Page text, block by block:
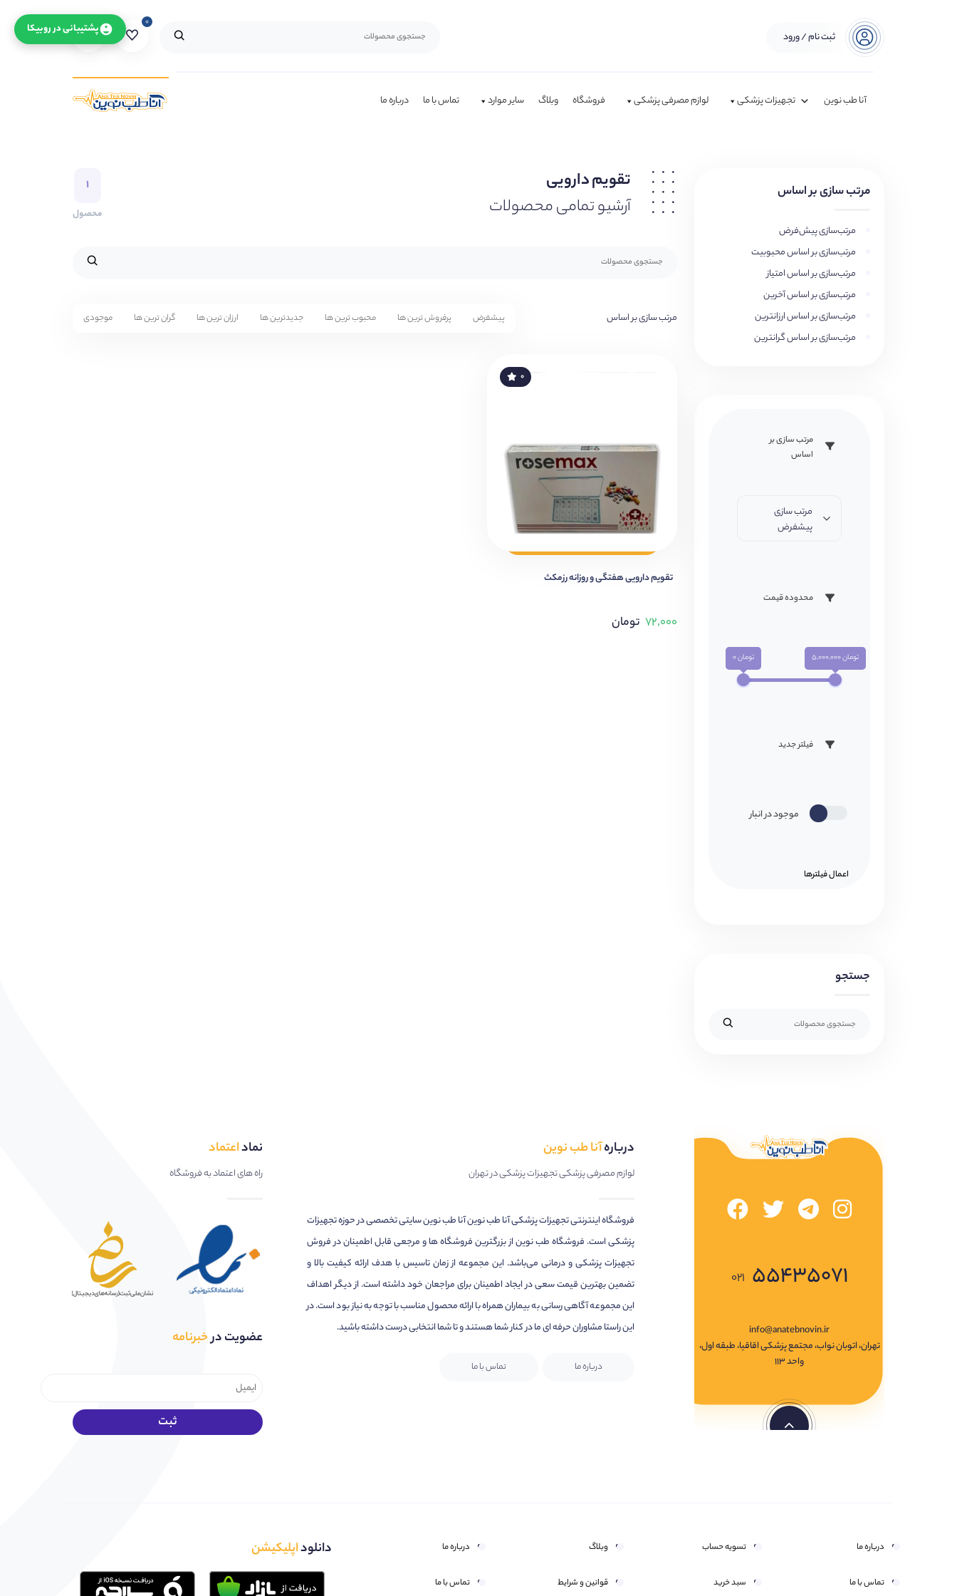
ثبت نام / ورود
۰ ۰
آنا طب نوین تجهیزات پزشکی لوازم مصرفی پزشکی فروشگاه وبلاگ سایر موارد تماس با ما درباره ما
مرتب سازی بر اساس
مرتب‌سازی پیش‌فرض
مرتب‌سازی بر اساس محبوبیت
مرتب‌سازی بر اساس امتیاز
مرتب‌سازی بر اساس آخرین
مرتب‌سازی بر اساس ارزانترین
مرتب‌سازی بر اساس گرانترین
مرتب سازی بر
اساس
مرتب سازی
پیشفرض
محدوده قیمت
تومان 0 تومان 5,000,000
فیلتر جدید
موجود در انبار
اعمال فیلتر‌ها
جستجو
تقویم دارویی
آرشیو تمامی محصولات
۱
محصول
مرتب سازی بر اساس پیشفرض پرفروش ترین ها محبوب ترین ها جدیدترین ها ارزان ترین ها گران ترین ها موجودی
۰
تقویم دارویی هفتگی و روزانه رزمکث
۷۲,۰۰۰ تومان
۰۲۱ ۵۵۴۳۵۰۷۱
info@anatebnovin.ir
تهران، اتوبان نواب، مجتمع پزشکی اقاقیا، طبقه اول،
واحد ۱۱۳
دربارهآنا طب نوین
لوازم مصرفی پزشکی تجهیزات پزشکی در تهران
فروشگاه اینترنتی تجهیزات پزشکی آنا طب نوین آنا طب نوین سایتی تخصصی در حوزه تجهیزات
پزشکی است. فروشگاه طب نوین از بزرگترین فروشگاه ها و مرجعی قابل اطمینان در فروش
تجهیزات پزشکی و درمانی می‌باشد. این مجموعه از زمان تاسیس با هدف ارائه کیفیت بالا و
تضمین بهترین قیمت سعی در ایجاد اطمینان برای مراجعان خود داشته است. از دیگر اهداف
این مجموعه آگاهی رسانی به بیماران همراه با ارائه محصول مناسب با توجه به نیاز بود است. در
این راستا مشاوران حرفه ای ما در کنار شما هستند و تا شما انتخابی درست داشته باشید.
درباره ما تماس با ما
نماداعتماد
راه های اعتماد به فروشگاه
عضویت درخبرنامه
درباره ما
تماس با ما
تسویه حساب
سبد خرید
وبلاگ
قوانین و شرایط
درباره ما
تماس با ما
دانلوداپلیکیشن
پشتیبانی در روبیکا